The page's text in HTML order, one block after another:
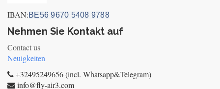
IBAN:BE56 9670 5408 9788
Nehmen Sie Kontakt auf
Contact us
Neuigkeiten
+32495249656 (incl. Whatsapp&Telegram)
info@fly-air3.com